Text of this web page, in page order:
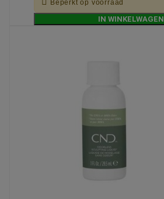
Beperkt op voorraad
IN WINKELWAGEN